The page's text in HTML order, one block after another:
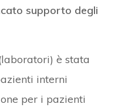
supporto degli
è stata
interni
per i pazienti